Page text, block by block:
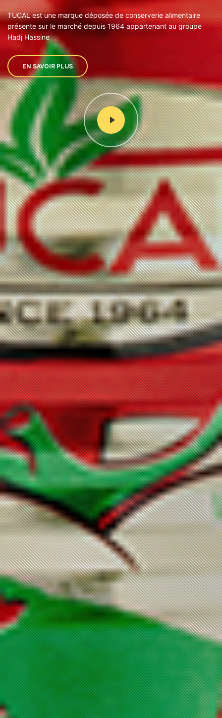
TUCAL est une marque déposée de conserverie alimentaire
présente sur le marché depuis 1964 appartenant au groupe
Hadj Hassine
EN SAVOIR PLUS